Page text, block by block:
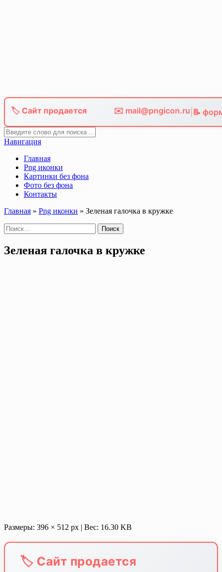
🏷️ Сайт продается ✉️ mail@pngicon.ru 📝
Навигация
Главная
Png иконки
Картинки без фона
Фото без фона
Контакты
Главная » Png иконки » Зеленая галочка в кружке
Найти:
Зеленая галочка в кружке
Размеры: 396 × 512 px | Вес: 16.30 KB
🏷️ Сайт продается